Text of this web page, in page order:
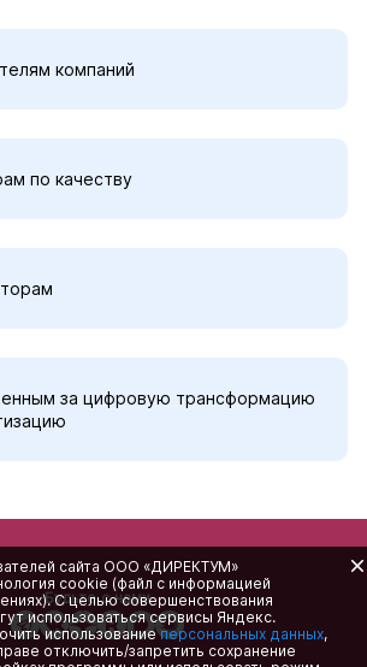
компаний
по качеству
за цифровую трансформацию
Будьте с нами
сайта ООО «ДИРЕКТУМ»
cookie (файл с информацией
С целью совершенствования
использоваться сервисы Яндекс.
использованиеперсональных данных,
отключить/запретить сохранение